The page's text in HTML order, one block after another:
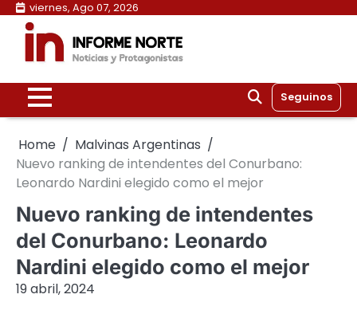
Skip
content
viernes, Ago 07, 2026
Seguinos
Home
Malvinas Argentinas
Nuevo ranking de intendentes del Conurbano:
Leonardo Nardini elegido como el mejor
Nuevo ranking de intendentes
del Conurbano: Leonardo
Nardini elegido como el mejor
19 abril, 2024